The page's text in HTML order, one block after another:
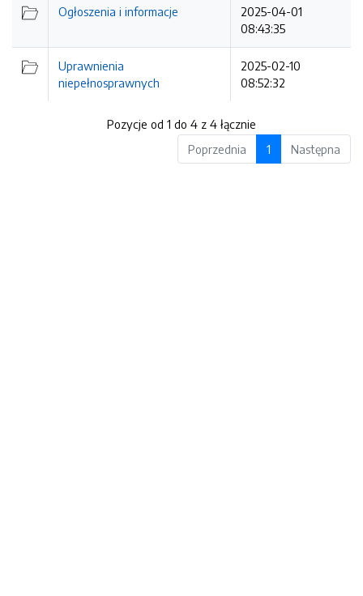
Ogłoszenia i informacje
2025-04-01
08:43:35
Uprawnienia
niepełnosprawnych
2025-02-10
08:52:32
Pozycje od 1 do 4 z 4 łącznie
Poprzednia
1 Następna